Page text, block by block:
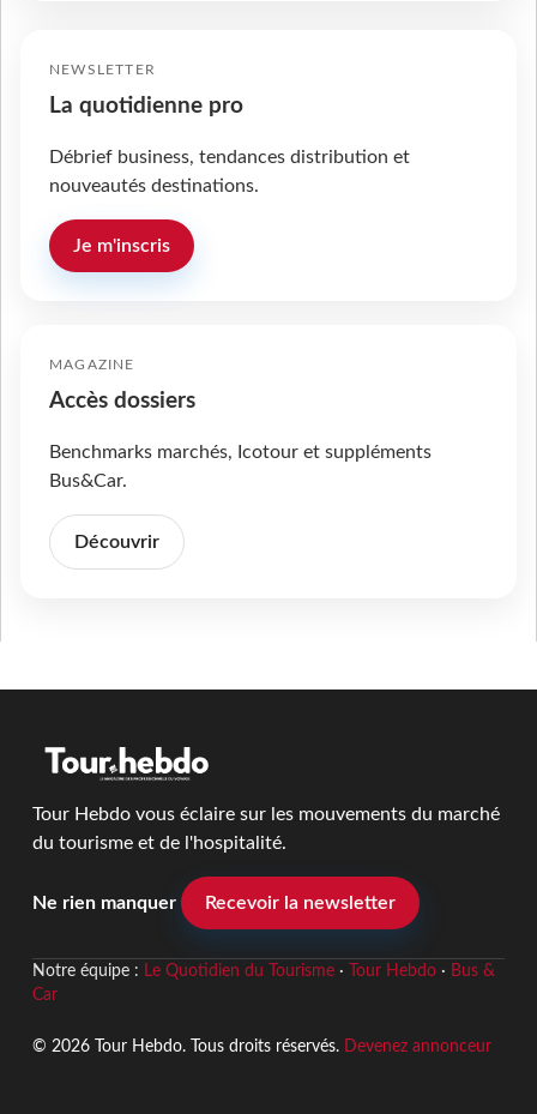
NEWSLETTER
La quotidienne pro
Débrief business, tendances distribution et
nouveautés destinations.
Je m'inscris
MAGAZINE
Accès dossiers
Benchmarks marchés, Icotour et suppléments
Bus&Car.
Découvrir
Tour Hebdo vous éclaire sur les mouvements du marché
du tourisme et de l'hospitalité.
Ne rien manquer Recevoir la newsletter
Notre équipe : Le Quotidien du Tourisme· Tour Hebdo· Bus &
Car
© 2026 Tour Hebdo. Tous droits réservés. Devenez annonceur